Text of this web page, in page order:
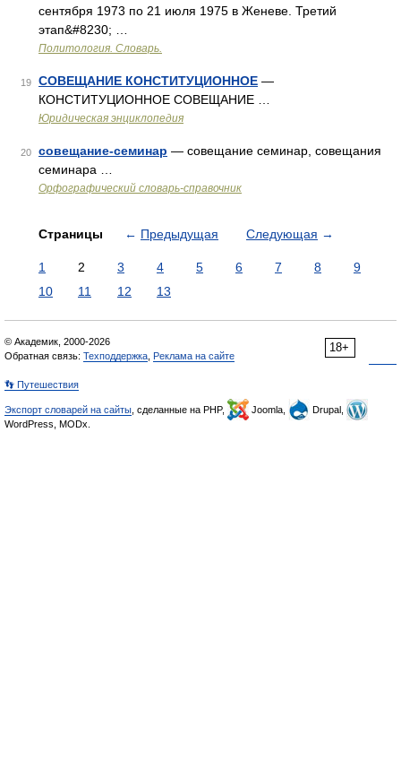
сентября 1973 по 21 июля 1975 в Женеве. Третий
этап&#8230; …
Политология. Словарь.
19 СОВЕЩАНИЕ КОНСТИТУЦИОННОЕ —
КОНСТИТУЦИОННОЕ СОВЕЩАНИЕ …
Юридическая энциклопедия
20 совещание-семинар — совещание семинар, совещания
семинара …
Орфографический словарь-справочник
Страницы ← Предыдущая Следующая →
1 2 3 4 5 6 7 8
9
10
11 12 13
18+
© Академик, 2000-2026
Обратная связь: Техподдержка Реклама на сайте
👣 Путешествия
Экспорт словарей на сайты , сделанные на PHP, Joomla,
Drupal,
WordPress, MODx.